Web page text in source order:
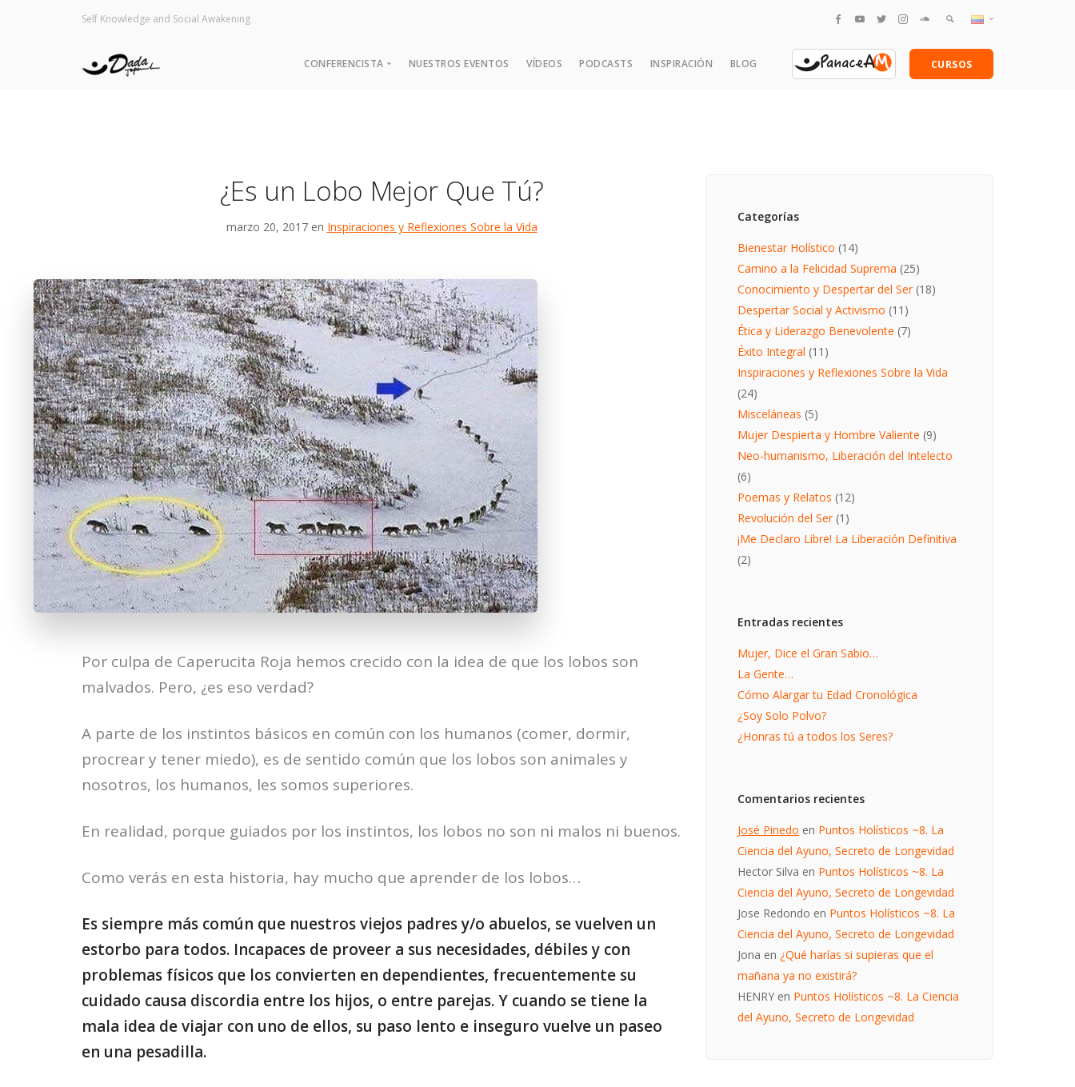
Self Knowledge and Social Awakening
CONFERENCISTA NUESTROS EVENTOS VÍDEOS PODCASTS INSPIRACIÓN BLOG CURSOS
¿Es un Lobo Mejor Que Tú?
marzo 20, 2017 en Inspiraciones y Reflexiones Sobre la Vida
Por culpa de Caperucita Roja hemos crecido con la idea de que los lobos son
malvados. Pero, ¿es eso verdad?
A parte de los instintos básicos en común con los humanos (comer, dormir,
procrear y tener miedo), es de sentido común que los lobos son animales y
nosotros, los humanos, les somos superiores.
En realidad, porque guiados por los instintos, los lobos no son ni malos ni buenos.
Como verás en esta historia, hay mucho que aprender de los lobos…
Es siempre más común que nuestros viejos padres y/o abuelos, se vuelven un
estorbo para todos. Incapaces de proveer a sus necesidades, débiles y con
problemas físicos que los convierten en dependientes, frecuentemente su
cuidado causa discordia entre los hijos, o entre parejas. Y cuando se tiene la
mala idea de viajar con uno de ellos, su paso lento e inseguro vuelve un paseo
en una pesadilla.
Categorías
Bienestar Holístico (14)
Camino a la Felicidad Suprema (25)
Conocimiento y Despertar del Ser(18)
Despertar Social y Activismo (11)
Ética y Liderazgo Benevolente (7)
Éxito Integral (11)
Inspiraciones y Reflexiones Sobre la Vida
(24)
Misceláneas (5)
Mujer Despierta y Hombre Valiente (9)
Neo-humanismo, Liberación del Intelecto
(6)
Poemas y Relatos (12)
Revolución del Ser(1)
¡Me Declaro Libre! La Liberación Definitiva
(2)
Entradas recientes
Mujer, Dice el Gran Sabio…
La Gente…
Cómo Alargar tu Edad Cronológica
¿Soy Solo Polvo?
¿Honras tú a todos los Seres?
Comentarios recientes
José Pinedo en Puntos Holísticos ~8. La
Ciencia del Ayuno, Secreto de Longevidad
Hector Silva en Puntos Holísticos ~8. La
Ciencia del Ayuno, Secreto de Longevidad
Jose Redondo en Puntos Holísticos ~8. La
Ciencia del Ayuno, Secreto de Longevidad
Jona en ¿Qué harías si supieras que el
mañana ya no existirá?
HENRY en Puntos Holísticos ~8. La Ciencia
del Ayuno, Secreto de Longevidad